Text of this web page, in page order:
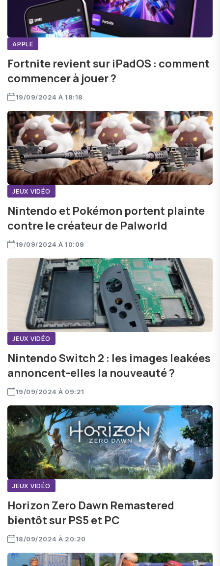
APPLE
Fortnite revient sur iPadOS : comment
commencer à jouer ?
19/09/2024 À 18:18
JEUX VIDÉO
Nintendo et Pokémon portent plainte
contre le créateur de Palworld
19/09/2024 À 10:09
JEUX VIDÉO
Nintendo Switch 2 : les images leakées
annoncent-elles la nouveauté ?
19/09/2024 À 09:21
JEUX VIDÉO
Horizon Zero Dawn Remastered
bientôt sur PS5 et PC
18/09/2024 À 20:20